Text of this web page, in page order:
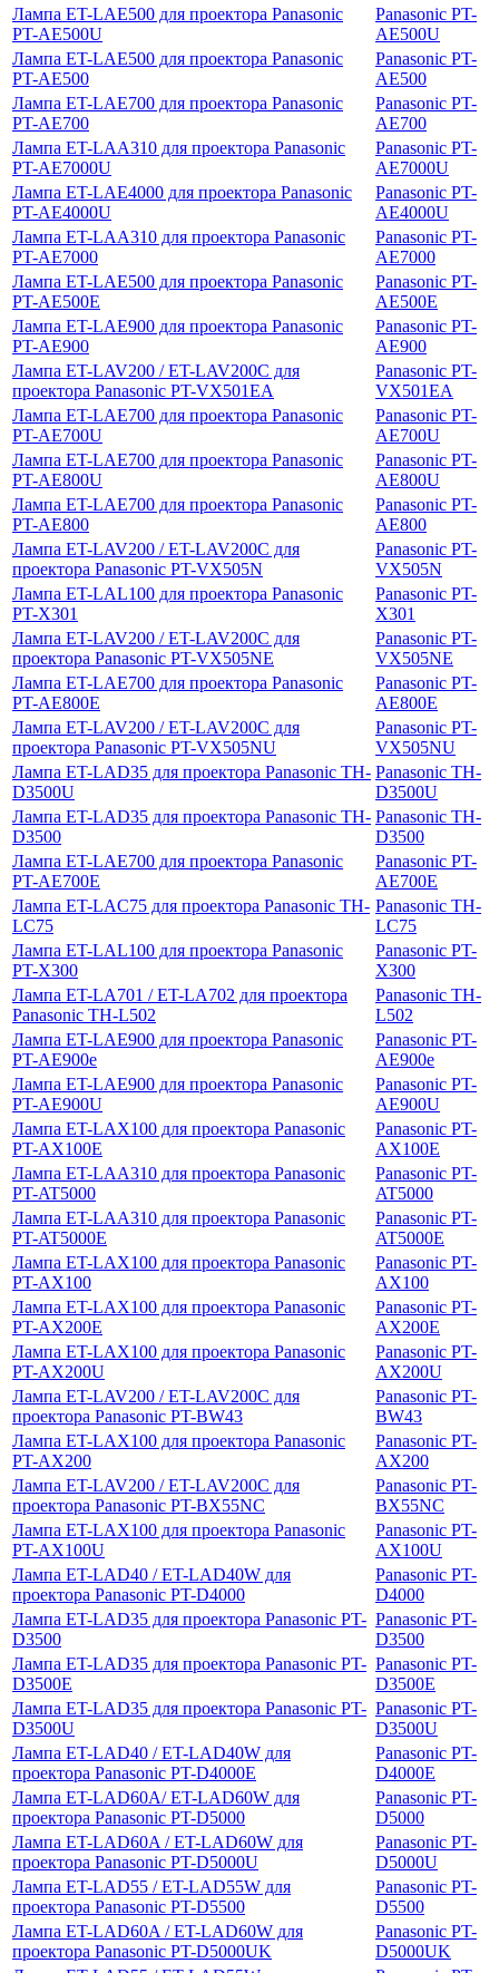
Лампа ET-LAE500 для проектора Panasonic
PT-AE500U
Panasonic PT-
AE500U
Лампа ET-LAE500 для проектора Panasonic
PT-AE500
Panasonic PT-
AE500
Лампа ET-LAE700 для проектора Panasonic
PT-AE700
Panasonic PT-
AE700
Лампа ET-LAA310 для проектора Panasonic
PT-AE7000U
Panasonic PT-
AE7000U
Лампа ET-LAE4000 для проектора Panasonic
PT-AE4000U
Panasonic PT-
AE4000U
Лампа ET-LAA310 для проектора Panasonic
PT-AE7000
Panasonic PT-
AE7000
Лампа ET-LAE500 для проектора Panasonic
PT-AE500E
Panasonic PT-
AE500E
Лампа ET-LAE900 для проектора Panasonic
PT-AE900
Panasonic PT-
AE900
Лампа ET-LAV200 / ET-LAV200C для
проектора Panasonic PT-VX501EA
Panasonic PT-
VX501EA
Лампа ET-LAE700 для проектора Panasonic
PT-AE700U
Panasonic PT-
AE700U
Лампа ET-LAE700 для проектора Panasonic
PT-AE800U
Panasonic PT-
AE800U
Лампа ET-LAE700 для проектора Panasonic
PT-AE800
Panasonic PT-
AE800
Лампа ET-LAV200 / ET-LAV200C для
проектора Panasonic PT-VX505N
Panasonic PT-
VX505N
Лампа ET-LAL100 для проектора Panasonic
PT-X301
Panasonic PT-
X301
Лампа ET-LAV200 / ET-LAV200C для
проектора Panasonic PT-VX505NE
Panasonic PT-
VX505NE
Лампа ET-LAE700 для проектора Panasonic
PT-AE800E
Panasonic PT-
AE800E
Лампа ET-LAV200 / ET-LAV200C для
проектора Panasonic PT-VX505NU
Panasonic PT-
VX505NU
Лампа ET-LAD35 для проектора Panasonic TH-
D3500U
Panasonic TH-
D3500U
Лампа ET-LAD35 для проектора Panasonic TH-
D3500
Panasonic TH-
D3500
Лампа ET-LAE700 для проектора Panasonic
PT-AE700E
Panasonic PT-
AE700E
Лампа ET-LAC75 для проектора Panasonic TH-
LC75
Panasonic TH-
LC75
Лампа ET-LAL100 для проектора Panasonic
PT-X300
Panasonic PT-
X300
Лампа ET-LA701 / ET-LA702 для проектора
Panasonic TH-L502
Panasonic TH-
L502
Лампа ET-LAE900 для проектора Panasonic
PT-AE900e
Panasonic PT-
AE900e
Лампа ET-LAE900 для проектора Panasonic
PT-AE900U
Panasonic PT-
AE900U
Лампа ET-LAX100 для проектора Panasonic
PT-AX100E
Panasonic PT-
AX100E
Лампа ET-LAA310 для проектора Panasonic
PT-AT5000
Panasonic PT-
AT5000
Лампа ET-LAA310 для проектора Panasonic
PT-AT5000E
Panasonic PT-
AT5000E
Лампа ET-LAX100 для проектора Panasonic
PT-AX100
Panasonic PT-
AX100
Лампа ET-LAX100 для проектора Panasonic
PT-AX200E
Panasonic PT-
AX200E
Лампа ET-LAX100 для проектора Panasonic
PT-AX200U
Panasonic PT-
AX200U
Лампа ET-LAV200 / ET-LAV200C для
проектора Panasonic PT-BW43
Panasonic PT-
BW43
Лампа ET-LAX100 для проектора Panasonic
PT-AX200
Panasonic PT-
AX200
Лампа ET-LAV200 / ET-LAV200C для
проектора Panasonic PT-BX55NC
Panasonic PT-
BX55NC
Лампа ET-LAX100 для проектора Panasonic
PT-AX100U
Panasonic PT-
AX100U
Лампа ET-LAD40 / ET-LAD40W для
проектора Panasonic PT-D4000
Panasonic PT-
D4000
Лампа ET-LAD35 для проектора Panasonic PT-
D3500
Panasonic PT-
D3500
Лампа ET-LAD35 для проектора Panasonic PT-
D3500E
Panasonic PT-
D3500E
Лампа ET-LAD35 для проектора Panasonic PT-
D3500U
Panasonic PT-
D3500U
Лампа ET-LAD40 / ET-LAD40W для
проектора Panasonic PT-D4000E
Panasonic PT-
D4000E
Лампа ET-LAD60A/ ET-LAD60W для
проектора Panasonic PT-D5000
Panasonic PT-
D5000
Лампа ET-LAD60A / ET-LAD60W для
проектора Panasonic PT-D5000U
Panasonic PT-
D5000U
Лампа ET-LAD55 / ET-LAD55W для
проектора Panasonic PT-D5500
Panasonic PT-
D5500
Лампа ET-LAD60A / ET-LAD60W для
проектора Panasonic PT-D5000UK
Panasonic PT-
D5000UK